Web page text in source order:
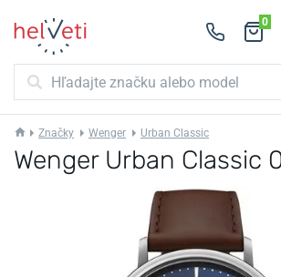
0
Značky Wenger Urban Classic
Wenger Urban Classic